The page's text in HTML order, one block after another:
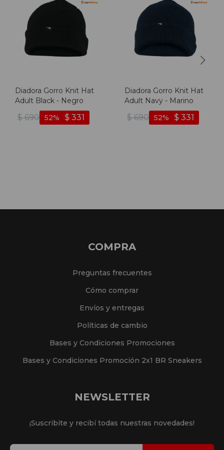
Diadora Gorro Knit Hat
Adult Black - Negro
$ 690 $ 331
52
Diadora Gorro Knit Hat
Adult Navy - Marino
$ 690 $ 331
52
COMPRA
Preguntas frecuentes
Cómo comprar
Envíos y entregas
Políticas de cambio
Bases y Condiciones Promociones
Bases y Condiciones Promoción 2x1 BR Sneakers
NEWSLETTER
¡Suscribite y recibí todas nuestras novedades!